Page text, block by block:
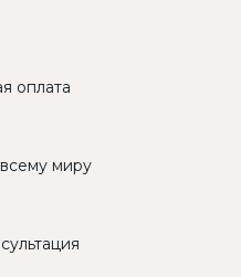
оплата
миру